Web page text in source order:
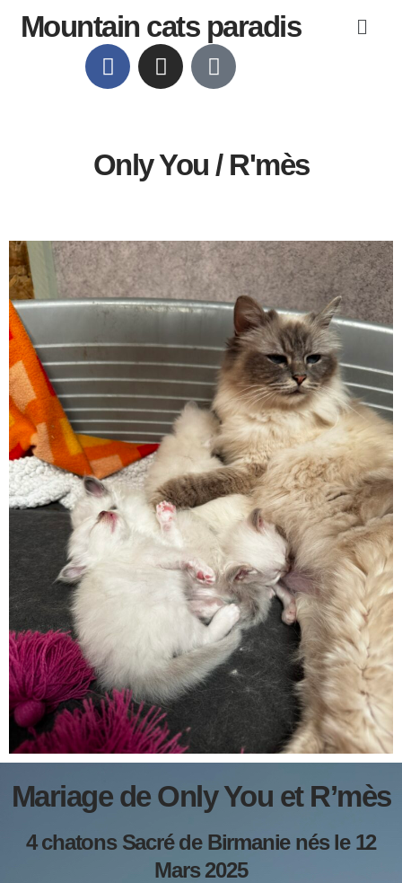
Mountain cats paradis
Only You / R'mès
Mariage de Only You et R’mès
4 chatons Sacré de Birmanie nés le 12
Mars 2025